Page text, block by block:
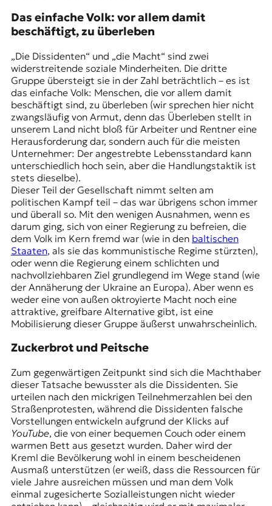
Das einfache Volk: vor allem damit
beschäftigt, zu überleben
„Die Dissidenten“ und „die Macht“ sind zwei
widerstreitende soziale Minderheiten. Die dritte
Gruppe übersteigt sie in der Zahl beträchtlich – es ist
das einfache Volk: Menschen, die vor allem damit
beschäftigt sind, zu überleben (wir sprechen hier nicht
zwangsläufig von Armut, denn das Überleben stellt in
unserem Land nicht bloß für Arbeiter und Rentner eine
Herausforderung dar, sondern auch für die meisten
Unternehmer: Der angestrebte Lebensstandard kann
unterschiedlich hoch sein, aber die Handlungstaktik ist
stets dieselbe).
Dieser Teil der Gesellschaft nimmt selten am
politischen Kampf teil – das war übrigens schon immer
und überall so. Mit den wenigen Ausnahmen, wenn es
darum ging, sich von einer Regierung zu befreien, die
dem Volk im Kern fremd war (wie in den baltischen
Staaten, als sie das kommunistische Regime stürzten),
oder wenn die Regierung einem schlichten und
nachvollziehbaren Ziel grundlegend im Wege stand (wie
der Annäherung der Ukraine an Europa). Aber wenn es
weder eine von außen oktroyierte Macht noch eine
attraktive, greifbare Alternative gibt, ist eine
Mobilisierung dieser Gruppe äußerst unwahrscheinlich.
Zuckerbrot und Peitsche
Zum gegenwärtigen Zeitpunkt sind sich die Machthaber
dieser Tatsache bewusster als die Dissidenten. Sie
urteilen nach den mickrigen Teilnehmerzahlen bei den
Straßenprotesten, während die Dissidenten falsche
Vorstellungen entwickeln aufgrund der Klicks auf
YouTube, die von einer bequemen Couch oder einem
warmen Bett aus gesetzt wurden. Daher wird der
Kreml die Bevölkerung wohl in einem bescheidenen
Ausmaß unterstützen (er weiß, dass die Ressourcen für
viele Jahre ausreichen müssen und man dem Volk
einmal zugesicherte Sozialleistungen nicht wieder